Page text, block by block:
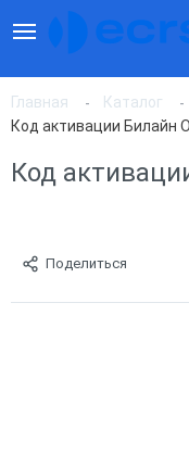
Главная Каталог
Код активации Билайн
Код
Поделиться